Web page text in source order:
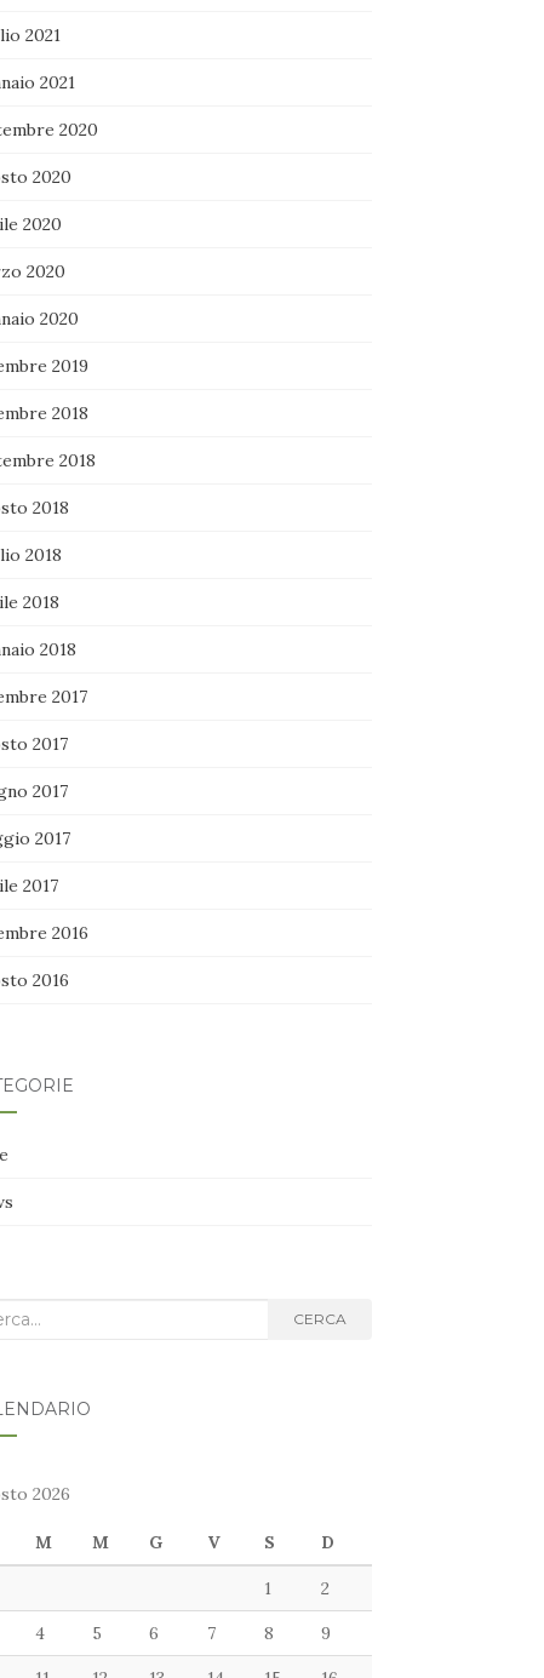
2021
2021
2020
2020
2020
2020
2020
2019
2018
2018
2018
2018
2018
2018
2017
2017
2017
2017
2017
2016
2016
CERCA
2026
M M G V S D
1 2
4 5 6 7 8 9